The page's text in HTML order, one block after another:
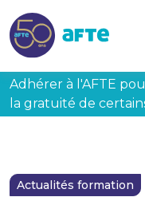
Adhérer à l'AFTE
la gratuité de
Actualités formation